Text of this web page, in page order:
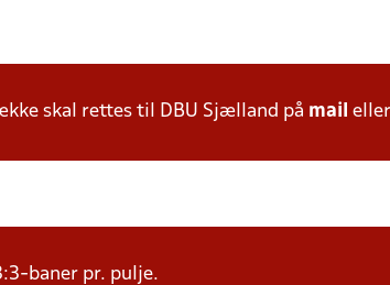
skal rettes til DBU Sjælland på mail
baner pr. pulje.